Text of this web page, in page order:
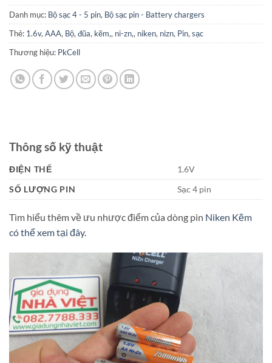
Danh mục: Bộ sạc 4 - 5 pin, Bộ sạc pin - Battery chargers
Thẻ: 1.6v, AAA, Bộ, đũa, kẽm,, ni-zn,, niken, nizn, Pin, sạc
Thương hiệu: PkCell
Thông số kỹ thuật
ĐIỆN THẾ
1.6V
SỐ LƯỢNG PIN
Sạc 4 pin
Tìm hiểu thêm về ưu nhược điểm của dòng pin Niken Kẽm
có thể xem tại đây.